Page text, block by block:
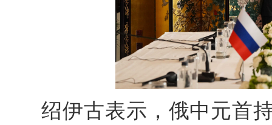
绍伊古表示，俄中元首